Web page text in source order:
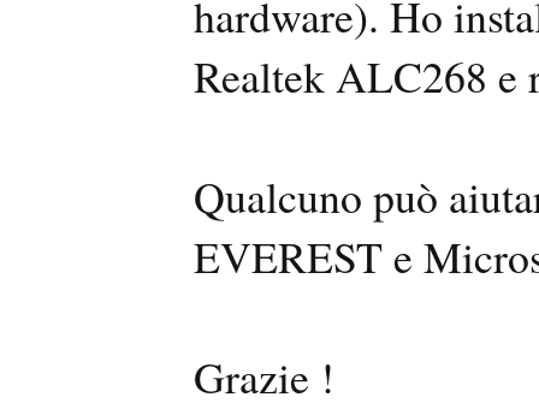
hardware). Ho
Realtek ALC268 e
Qualcuno può
EVEREST e
Grazie !